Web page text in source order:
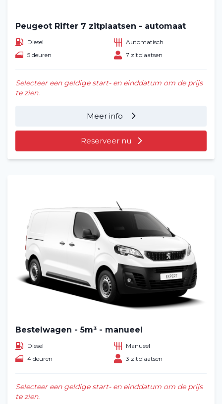
Peugeot Rifter 7 zitplaatsen - automaat
Diesel
Automatisch
5 deuren
7 zitplaatsen
Selecteer een geldige start- en einddatum om de prijs
te zien.
Meer info
Reserveer nu
Bestelwagen - 5m³ - manueel
Diesel
Manueel
4 deuren
3 zitplaatsen
Selecteer een geldige start- en einddatum om de prijs
te zien.